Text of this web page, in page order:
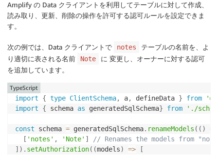
Amplify の Data クライアントを利用してテーブルに対して作成、
読み取り、更新、削除の操作を許可する認可ルールを設定できま
す。
次の例では、Data クライアントで notes
テーブルの名前を、よ
り適切に表される名前
Note
に 変更し、オーナーに対する認可
を追加しています。
import { type ClientSchema, a, defineData } from
import
{ schema as generatedSqlSchema} from './
const schema = generatedSqlSchema. renameModels ( ( )
=>
[ 'notes' , 'Note' ]
// Renames the models from
] ) . setAuthorization( (models) =>
[
TypeScript